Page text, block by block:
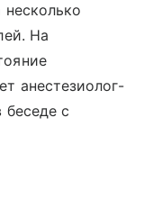
На
анестезиолог-
беседе с